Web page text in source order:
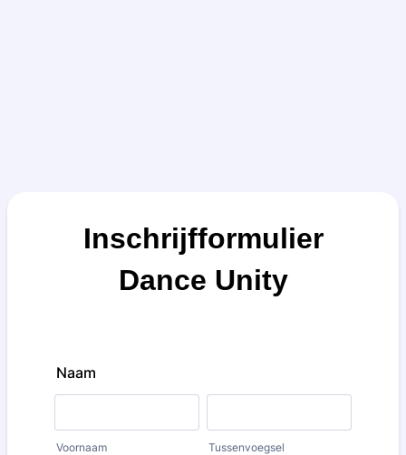
Inschrijfformulier
Dance Unity
Naam
Voornaam Tussenvoegsel